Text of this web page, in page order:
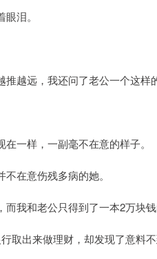
泪。
越远，我还问了老公一个这样
一样，一副毫不在意的样子。
在意伤残多病的她。
我和老公只得到了一本2万块钱
取出来做理财，却发现了意料不